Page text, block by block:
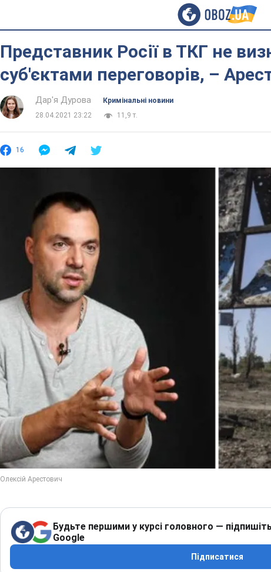
Представник Росії в ТКГ не
суб'єктами переговорів, –
Дар'я Дурова
Кримінальні новини
28.04.2021 23:22
11,9 т.
16
Будьте першими у курсі головного —
Google
Підписатися